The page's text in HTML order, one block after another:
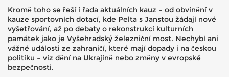
Kromě toho se řeší i řada aktuálních kauz – od obvinění v
kauze sportovních dotací, kde Pelta s Janstou žádají nové
vyšetřování, až po debaty o rekonstrukci kulturních
památek jako je Vyšehradský železniční most. Nechybí ani
vážné události ze zahraničí, které mají dopady i na českou
politiku – viz dění na Ukrajině nebo změny v evropské
bezpečnosti.